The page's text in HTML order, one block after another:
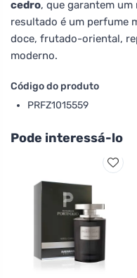
cedro, que garantem
resultado é um perfume
doce, frutado-oriental,
moderno.
Código do produto
PRFZ1015559
Pode interessá-lo